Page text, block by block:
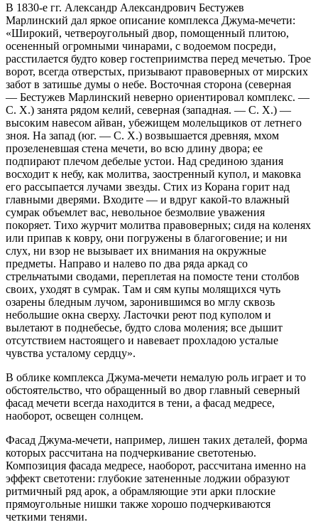
В 1830-е гг. Александр Александрович Бестужев
Марлинский дал яркое описание комплекса Джума-мечети:
«Широкий, четвероугольный двор, помощенный плитою,
осененный огромными чинарами, с водоемом посреди,
расстилается будто ковер гостеприимства перед мечетью. Трое
ворот, всегда отверстых, призывают правоверных от мирских
забот в затишье думы о небе. Восточная сторона (северная
— Бестужев Марлинский неверно ориентировал комплекс. —
С. X.) занята рядом келий, северная (западная. — С. X.) —
высоким навесом айван, убежищем молельщиков от летнего
зноя. На запад (юг. — С. X.) возвышается древняя, мхом
прозеленевшая стена мечети, во всю длину двора; ее
подпирают плечом дебелые устои. Над срединою здания
восходит к небу, как молитва, заостренный купол, и маковка
его рассыпается лучами звезды. Стих из Корана горит над
главными дверями. Входите — и вдруг какой-то влажный
сумрак объемлет вас, невольное безмолвие уважения
покоряет. Тихо журчит молитва правоверных; сидя на коленях
или припав к ковру, они погружены в благоговение; и ни
слух, ни взор не вызывает их внимания на окружные
предметы. Направо и налево по два ряда аркад со
стрельчатыми сводами, переплетая на помосте тени столбов
своих, уходят в сумрак. Там и сям купы молящихся чуть
озарены бледным лучом, заронившимся во мглу сквозь
небольшие окна сверху. Ласточки реют под куполом и
вылетают в поднебесье, будто слова моления; все дышит
отсутствием настоящего и навевает прохладою усталые
чувства усталому сердцу».
В облике комплекса Джума-мечети немалую роль играет и то
обстоятельство, что обращенный во двор главный северный
фасад мечети всегда находится в тени, а фасад медресе,
наоборот, освещен солнцем.
Фасад Джума-мечети, например, лишен таких деталей, форма
которых рассчитана на подчеркивание светотенью.
Композиция фасада медресе, наоборот, рассчитана именно на
эффект светотени: глубокие затененные лоджии образуют
ритмичный ряд арок, а обрамляющие эти арки плоские
прямоугольные нишки также хорошо подчеркиваются
четкими тенями.